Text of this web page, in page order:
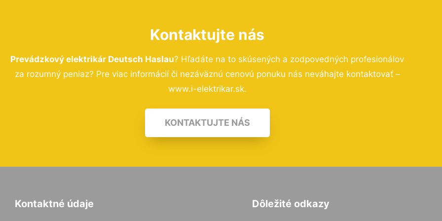
Kontaktujte nás
Prevádzkový elektrikár Deutsch Haslau? Hľadáte na to skúsených a zodpovedných profesionálov
za rozumný peniaz? Pre viac informácií či nezáväznú cenovú ponuku nás neváhajte kontaktovať –
www.i-elektrikar.sk.
KONTAKTUJTE NÁS
Kontaktné údaje Dôležité odkazy